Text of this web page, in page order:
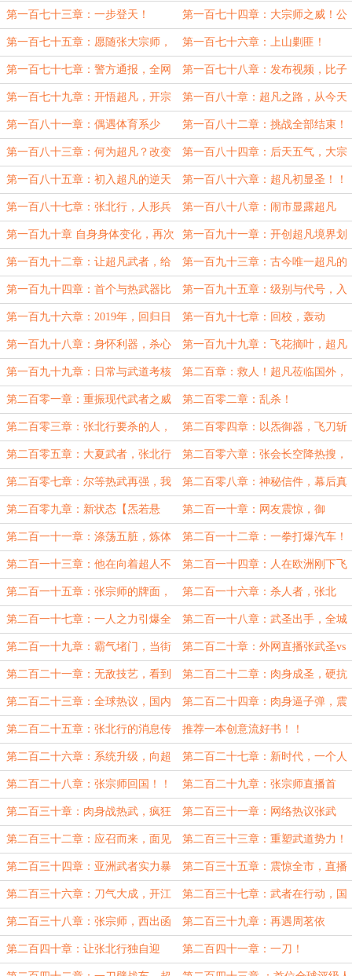
一瞬！ 大宗师闪亮登场
第一百七十三章：一步登天！ 第一百七十四章：大宗师之威！公
认武祖张北行！
第一百七十五章：愿随张大宗师，
重振我辈武道！
第一百七十六章：上山剿匪！
第一百七十七章：警方通报，全网
轰动
第一百七十八章：发布视频，比子
弹还快的男人！
第一百七十九章：开悟超凡，开宗
立派！
第一百八十章：超凡之路，从今天
开始
第一百八十一章：偶遇体育系少
女，肉身对抗大自然！
第一百八十二章：挑战全部结束！
震惊的群众路人！超凡感悟！
第一百八十三章：何为超凡？改变
环境，打破规则！
第一百八十四章：后天五气，大宗
师之上的境界！
第一百八十五章：初入超凡的逆天
本事
第一百八十六章：超凡初显圣！！
第一百八十七章：张北行，人形兵
器！
第一百八十八章：闹市显露超凡
第一百九十章 自身身体变化，再次
发布视频！
第一百九十一章：开创超凡境界划
分，公布武道境界列表！
第一百九十二章：让超凡武者，给
世界带来亿点点震撼！
第一百九十三章：古今唯一超凡的
诞生，网络炸锅了
第一百九十四章：首个与热武器比
肩，参加军备测评的人类
第一百九十五章：级别与代号，入
全国档案库加密！
第一百九十六章：2019年，回归日
常，超凡心境
第一百九十七章：回校，轰动
第一百九十八章：身怀利器，杀心
自起
第一百九十九章：飞花摘叶，超凡
手段
第一百九十九章：日常与武道考核 第二百章：救人！超凡莅临国外，
让外国佬感受恐惧！！
第二百零一章：重振现代武者之威 第二百零二章：乱杀！
第二百零三章：张北行要杀的人，
谁也罩不住！
第二百零四章：以炁御器，飞刀斩
子弹！！
第二百零五章：大夏武者，张北行
是也！
第二百零六章：张会长空降热搜，
新闻爆了！
第二百零七章：尔等热武再强，我
依旧虽远必诛！
第二百零八章：神秘信件，幕后真
相！
第二百零九章：新状态【炁若悬
丝】，再发视频求建议
第二百一十章：网友震惊，御
剑？！
第二百一十一章：涤荡五脏，炼体
武圣！
第二百一十二章：一拳打爆汽车！
第二百一十三章：他在向着超人不
断进化！
第二百一十四章：人在欧洲刚下飞
机，北子哥一落地就爆了
第二百一十五章：张宗师的牌面，
全网关注！
第二百一十六章：杀人者，张北
行！
第二百一十七章：一人之力引爆全
城！
第二百一十八章：武圣出手，全城
关注！
第二百一十九章：霸气堵门，当街
杀人！
第二百二十章：外网直播张武圣vs
热武器！
第二百二十一章：无敌技艺，看到
疯狂的观众们！
第二百二十二章：肉身成圣，硬抗
子弹！
第二百二十三章：全球热议，国内
沸腾！
第二百二十四章：肉身逼子弹，震
撼全场！
第二百二十五章：张北行的消息传
回国内！
推荐一本创意流好书！！
第二百二十六章：系统升级，向超
凡之路继续进化！
第二百二十七章：新时代，一个人
的无敌！
第二百二十八章：张宗师回国！！ 第二百二十九章：张宗师直播首
秀，全国轰动！全民沸腾！
第二百三十章：肉身战热武，疯狂
的直播间
第二百三十一章：网络热议张武
圣，各方报道！
第二百三十二章：应召而来，面见
张宗师！
第二百三十三章：重塑武道势力！
第二百三十四章：亚洲武者实力暴
涨，张北行的毕业论文？
第二百三十五章：震惊全市，直播
练武
第二百三十六章：刀气大成，开江
断河！
第二百三十七章：武者在行动，国
外乱了！
第二百三十八章：张宗师，西出函
谷！
第二百三十九章：再遇周茗依
第二百四十章：让张北行独自迎 第二百四十一章：一刀！